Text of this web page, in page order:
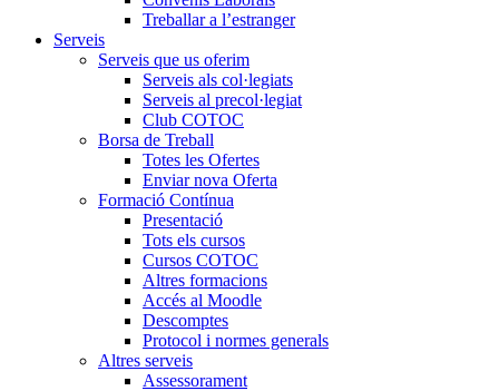
Treballar a l’estranger
Serveis
Serveis que us oferim
Serveis als col·legiats
Serveis al precol·legiat
Club COTOC
Borsa de Treball
Totes les Ofertes
Enviar nova Oferta
Formació Contínua
Presentació
Tots els cursos
Cursos COTOC
Altres formacions
Accés al Moodle
Descomptes
Protocol i normes generals
Altres serveis
Assessorament